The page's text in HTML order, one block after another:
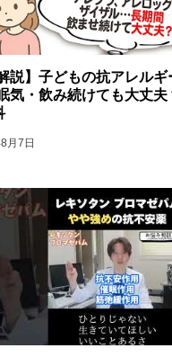
説】子どもの抗アレル
気・飲み続けても大丈
月7日